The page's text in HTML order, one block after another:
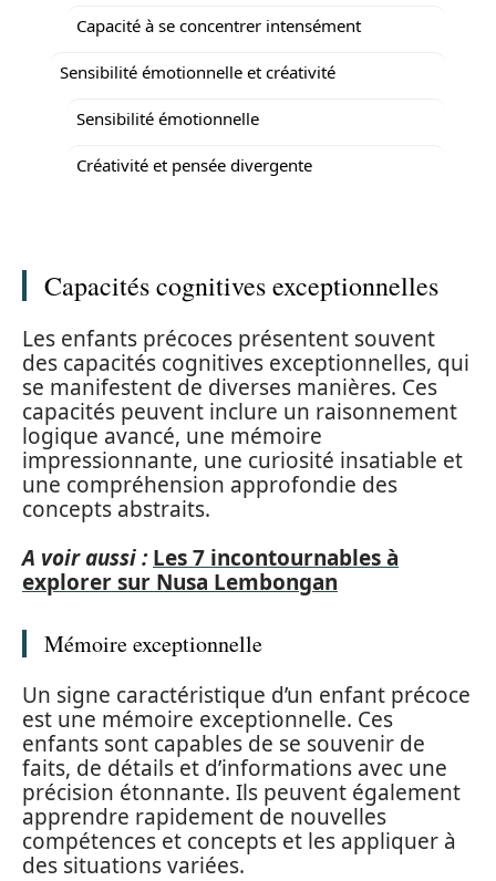
Capacité à se concentrer intensément
Sensibilité émotionnelle et créativité
Sensibilité émotionnelle
Créativité et pensée divergente
Capacités cognitives exceptionnelles
Les enfants précoces présentent souvent
des capacités cognitives exceptionnelles, qui
se manifestent de diverses manières. Ces
capacités peuvent inclure un raisonnement
logique avancé, une mémoire
impressionnante, une curiosité insatiable et
une compréhension approfondie des
concepts abstraits.
A voir aussi : Les 7 incontournables à
explorer sur Nusa Lembongan
Mémoire exceptionnelle
Un signe caractéristique d’un enfant précoce
est une mémoire exceptionnelle. Ces
enfants sont capables de se souvenir de
faits, de détails et d’informations avec une
précision étonnante. Ils peuvent également
apprendre rapidement de nouvelles
compétences et concepts et les appliquer à
des situations variées.